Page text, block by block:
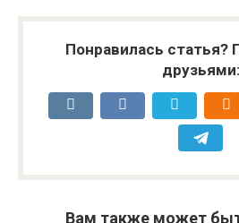
Понравилась статья?
друзьями:
Вам также может